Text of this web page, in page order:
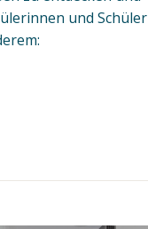
und Schüler